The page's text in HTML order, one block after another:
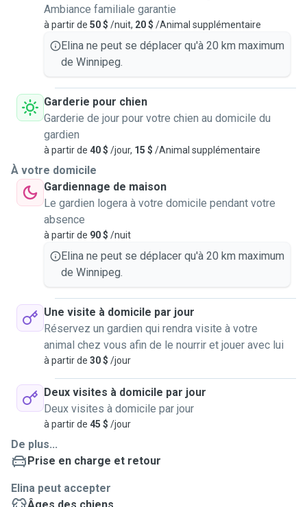
Ambiance familiale garantie
à partir de 50 $ /nuit, 20 $ /Animal supplémentaire
Elina ne peut se déplacer qu'à 20 km maximum
de Winnipeg.
Garderie pour chien
Garderie de jour pour votre chien au domicile du
gardien
à partir de 40 $ /jour, 15 $ /Animal supplémentaire
À votre domicile
Gardiennage de maison
Le gardien logera à votre domicile pendant votre
absence
à partir de 90 $ /nuit
Elina ne peut se déplacer qu'à 20 km maximum
de Winnipeg.
Une visite à domicile par jour
Réservez un gardien qui rendra visite à votre
animal chez vous afin de le nourrir et jouer avec lui
à partir de 30 $ /jour
Deux visites à domicile par jour
Deux visites à domicile par jour
à partir de 45 $ /jour
De plus...
Prise en charge et retour
Elina peut accepter